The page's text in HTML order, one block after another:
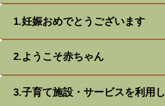
1.妊娠おめでとうございます
2.ようこそ赤ちゃん
3.子育て施設・サービスを利用